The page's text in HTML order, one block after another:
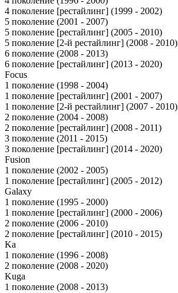
4 поколение [рестайлинг] (1999 - 2002)
5 поколение (2001 - 2007)
5 поколение [рестайлинг] (2005 - 2010)
5 поколение [2-й рестайлинг] (2008 - 2010)
6 поколение (2008 - 2013)
6 поколение [рестайлинг] (2013 - 2020)
Focus
1 поколение (1998 - 2004)
1 поколение [рестайлинг] (2001 - 2007)
1 поколение [2-й рестайлинг] (2007 - 2010)
2 поколение (2004 - 2008)
2 поколение [рестайлинг] (2008 - 2011)
3 поколение (2011 - 2015)
3 поколение [рестайлинг] (2014 - 2020)
Fusion
1 поколение (2002 - 2005)
1 поколение [рестайлинг] (2005 - 2012)
Galaxy
1 поколение (1995 - 2000)
1 поколение [рестайлинг] (2000 - 2006)
2 поколение (2006 - 2010)
2 поколение [рестайлинг] (2010 - 2015)
Ka
1 поколение (1996 - 2008)
2 поколение (2008 - 2020)
Kuga
1 поколение (2008 - 2013)